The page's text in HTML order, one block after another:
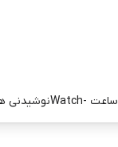
ساعت -Watch نوشیدنی